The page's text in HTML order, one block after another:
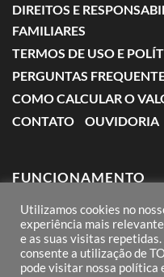
DIREITOS E
FAMILIARES
TERMOS DE USO E
PERGUNTAS
COMO CALCULAR O
CONTATO
OUVIDORIA
FUNCIONAMENTO
Segunda a Sexta: das 7:00
Sábado: das 8:00 às 12:00
Domingos e Feriados:
Utilizamos cookies no
experiência mais
e as suas visitas
consente a utilização de
pode visitar nossa política